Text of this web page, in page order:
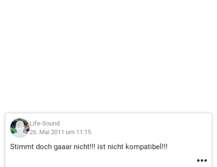
Life-Sound
26. Mai 2011 um 11:15
Stimmt doch gaaar nicht!!! ist nicht kompatibel!!!